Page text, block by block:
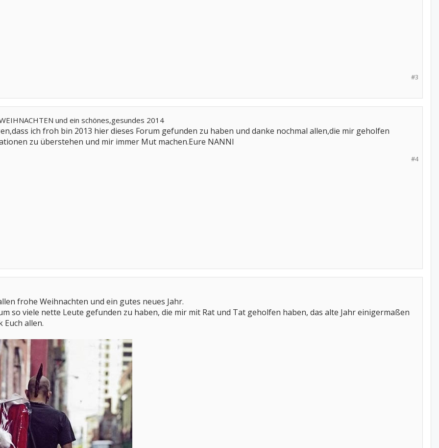
#3
und ein schönes,gesundes 2014
ich froh bin 2013 hier dieses Forum gefunden zu haben und danke nochmal allen,die mir geholfen
zu überstehen und mir immer Mut machen.Eure NANNI
#4
frohe Weihnachten und ein gutes neues Jahr.
so viele nette Leute gefunden zu haben, die mir mit Rat und Tat geholfen haben, das alte Jahr einigermaßen
Euch allen.